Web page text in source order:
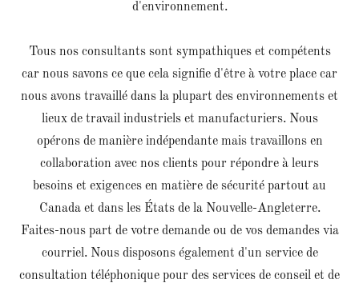
d'environnement.
Tous nos consultants sont sympathiques et compétents
car nous savons ce que cela signifie d'être à votre place car
nous avons travaillé dans la plupart des environnements et
lieux de travail industriels et manufacturiers. Nous
opérons de manière indépendante mais travaillons en
collaboration avec nos clients pour répondre à leurs
besoins et exigences en matière de sécurité partout au
Canada et dans les États de la Nouvelle-Angleterre.
Faites-nous part de votre demande ou de vos demandes via
courriel. Nous disposons également d'un service de
consultation téléphonique pour des services de conseil et de